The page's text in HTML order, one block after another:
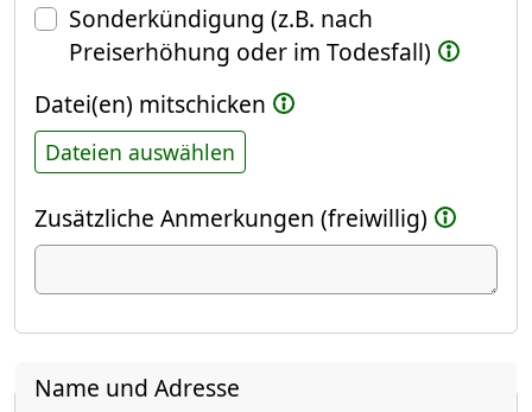
Sonderkündigung (z.B. nach
Preiserhöhung oder im Todesfall)
Datei(en) mitschicken
Dateien auswählen
Zusätzliche Anmerkungen (freiwillig)
Name und Adresse